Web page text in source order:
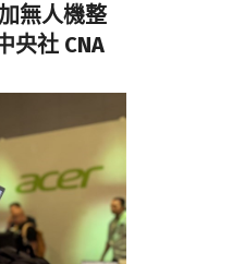
無人機整
央社 CNA